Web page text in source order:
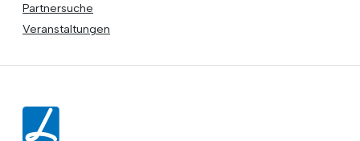
Partnersuche
Veranstaltungen